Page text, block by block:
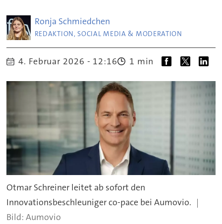
Ronja Schmiedchen
REDAKTION, SOCIAL MEDIA & MODERATION
4. Februar 2026 - 12:16 1 min
Otmar Schreiner leitet ab sofort den
Innovationsbeschleuniger co-pace bei Aumovio.
Aumovio